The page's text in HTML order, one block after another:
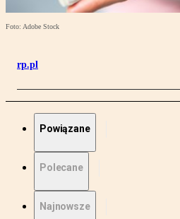
Foto: Adobe Stock
rp.pl
Powiązane
Polecane
Najnowsze